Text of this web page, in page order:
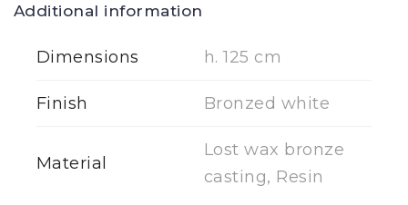
Additional information
Dimensions h. 125 cm
Finish Bronzed white
Material
Lost wax bronze
casting, Resin